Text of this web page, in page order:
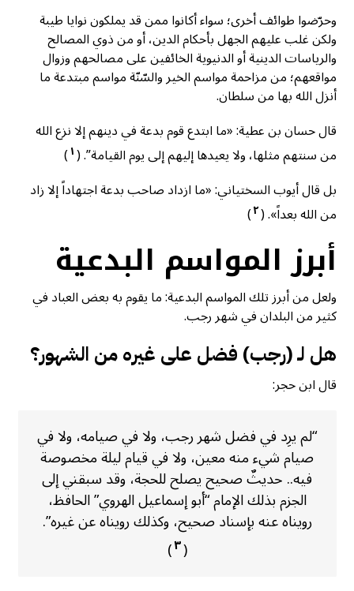
وحرّضوا طوائف أخرى؛ سواء أكانوا ممن قد يملكون نوايا طيبة
ولكن غلب عليهم الجهل بأحكام الدين، أو من ذوي المصالح
والرياسات الدينية أو الدنيوية الخائفين على مصالحهم وزوال
مواقعهم؛ من مزاحمة مواسم الخير والسّنّة مواسم مبتدعة ما
أنزل الله بها من سلطان.
قال حسان بن عطية: «ما ابتدع قوم بدعة في دينهم إلا نزع الله
من سنتهم مثلها، ولا يعيدها إليهم إلى يوم القيامة”. (١)
بل قال أيوب السختياني: «ما ازداد صاحب بدعة اجتهاداً إلا زاد
من الله بعداً». (٢)
أبرز المواسم البدعية
ولعل من أبرز تلك المواسم البدعية: ما يقوم به بعض العباد في
كثير من البلدان في شهر رجب.
هل لـ (رجب) فضل على غيره من الشهور؟
قال ابن حجر:
“لم يرِد في فضل شهر رجب، ولا في صيامه، ولا في
صيام شيء منه معين، ولا في قيام ليلة مخصوصة
فيه.. حديثٌ صحيح يصلح للحجة، وقد سبقني إلى
الجزم بذلك الإمام “أبو إسماعيل الهروي” الحافظ،
رويناه عنه بإسناد صحيح، وكذلك رويناه عن غيره”.
(٣)